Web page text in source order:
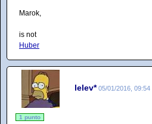
Marok,
is not
Huber
lelev* 05/01/2016, 09:54
1 punto